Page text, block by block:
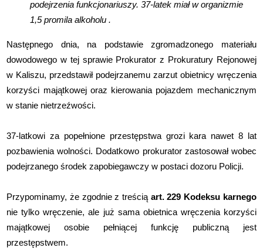
podejrzenia funkcjonariuszy. 37-latek miał w organizmie
1,5 promila alkoholu .
Następnego dnia, na podstawie zgromadzonego materiału
dowodowego w tej sprawie Prokurator z Prokuratury Rejonowej
w Kaliszu, przedstawił podejrzanemu zarzut obietnicy wręczenia
korzyści majątkowej oraz kierowania pojazdem mechanicznym
w stanie nietrzeźwości.
37-latkowi za popełnione przestępstwa grozi kara nawet 8 lat
pozbawienia wolności. Dodatkowo prokurator zastosował wobec
podejrzanego środek zapobiegawczy w postaci dozoru Policji.
Przypominamy, że zgodnie z treścią art. 229 Kodeksu karnego
nie tylko wręczenie, ale już sama obietnica wręczenia korzyści
majątkowej osobie pełniącej funkcję publiczną jest
przestępstwem.